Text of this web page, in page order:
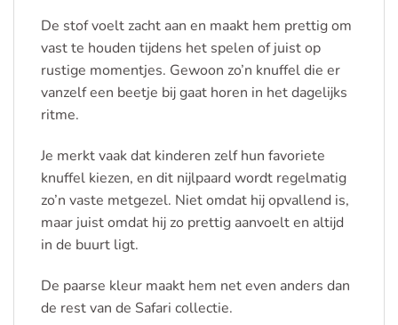
De stof voelt zacht aan en maakt hem prettig om
vast te houden tijdens het spelen of juist op
rustige momentjes. Gewoon zo’n knuffel die er
vanzelf een beetje bij gaat horen in het dagelijks
ritme.
Je merkt vaak dat kinderen zelf hun favoriete
knuffel kiezen, en dit nijlpaard wordt regelmatig
zo’n vaste metgezel. Niet omdat hij opvallend is,
maar juist omdat hij zo prettig aanvoelt en altijd
in de buurt ligt.
De paarse kleur maakt hem net even anders dan
de rest van de Safari collectie.